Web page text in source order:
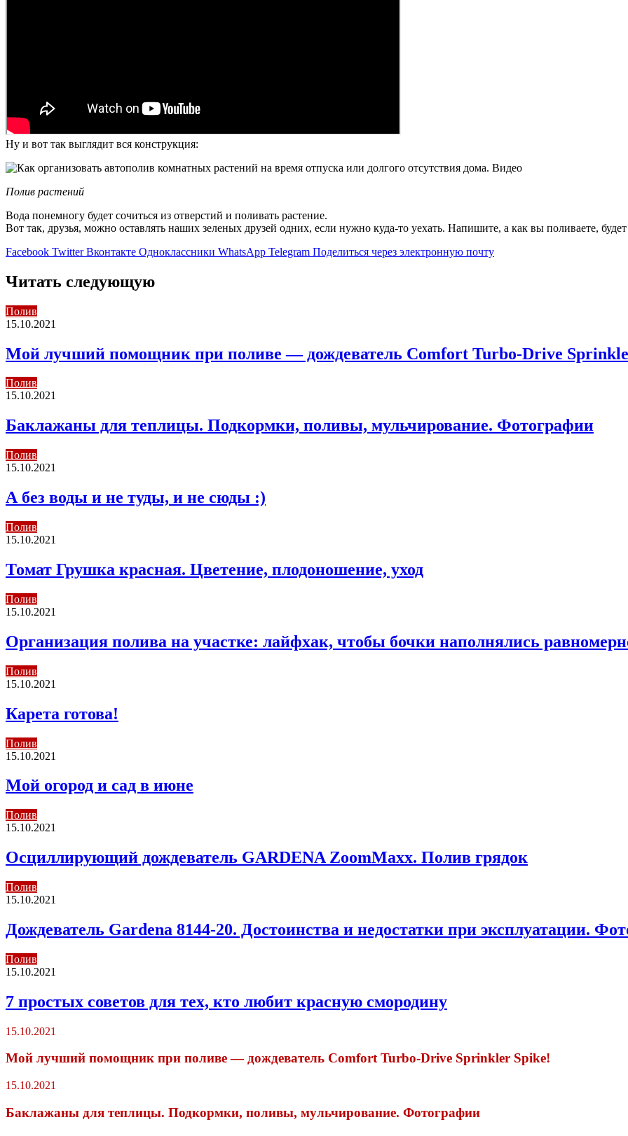
Ну и вот так выглядит вся конструкция:
Полив растений
Вода понемногу будет сочиться из отверстий и поливать растение.
Вот так, друзья, можно оставлять наших зеленых друзей одних, если нужно куда-то уехать. Напишите, а как вы поливаете,
Facebook Twitter Вконтакте Одноклассники WhatsApp Telegram Поделиться через электронную почту
Читать следующую
Полив
15.10.2021
Мой лучший помощник при поливе — дождеватель Comfort Turbo-Drive
Полив
15.10.2021
Баклажаны для теплицы. Подкормки, поливы, мульчирование. Фотографии
Полив
15.10.2021
А без воды и не туды, и не сюды :)
Полив
15.10.2021
Томат Грушка красная. Цветение, плодоношение, уход
Полив
15.10.2021
Организация полива на участке: лайфхак, чтобы бочки наполнялись
Полив
15.10.2021
Карета готова!
Полив
15.10.2021
Мой огород и сад в июне
Полив
15.10.2021
Осциллирующий дождеватель GARDENA ZoomMaxx. Полив грядок
Полив
15.10.2021
Дождеватель Gardena 8144-20. Достоинства и недостатки при эксплуатации.
Полив
15.10.2021
7 простых советов для тех, кто любит красную смородину
15.10.2021
Мой лучший помощник при поливе — дождеватель Comfort Turbo-Drive Sprinkler Spike!
15.10.2021
Баклажаны для теплицы. Подкормки, поливы, мульчирование. Фотографии